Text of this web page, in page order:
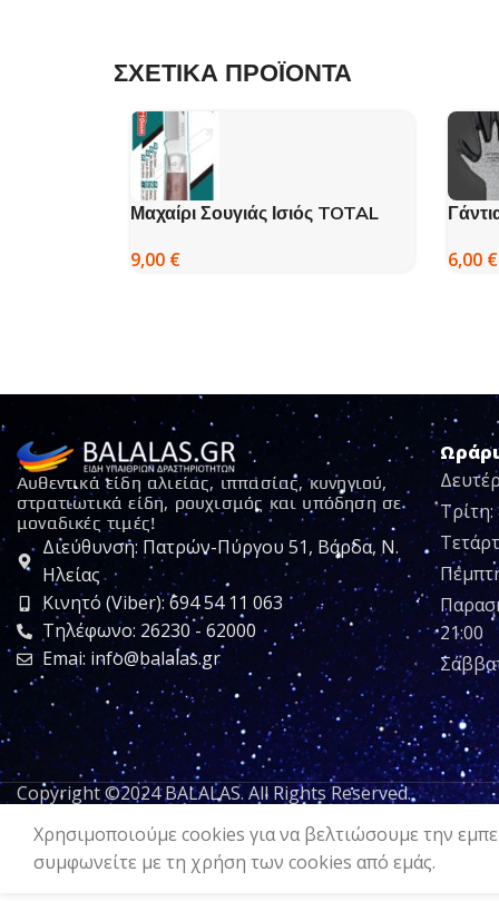
ΣΧΕΤΙΚΑ ΠΡΟΪΟΝΤΑ
Μαχαίρι Σουγιάς Ισιός TOTAL
9,00 € 6,00 €
Αυθεντικά είδη αλιείας, ιππασίας, κυνηγιού,
στρατιωτικά είδη, ρουχισμός και υπόδηση σε
μοναδικές τιμές!
Διεύθυνση: Πατρών-Πύργου 51, Βάρδα, Ν.
Ηλείας
Κινητό (Viber): 694 54 11 063
Τηλέφωνο: 26230 - 62000
Emai: info@balalas.gr
21:00
Copyright ©2024 BALALAS. All Rights Reserved.
Χρησιμοποιούμε cookies για να βελτιώσουμε την
συμφωνείτε με τη χρήση των cookies από εμάς.